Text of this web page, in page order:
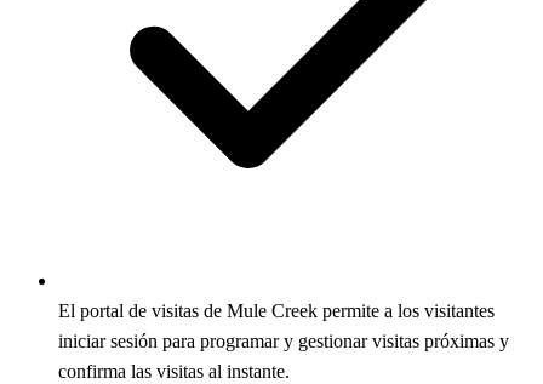
El portal de visitas de Mule Creek permite a los visitantes
iniciar sesión para programar y gestionar visitas próximas y
confirma las visitas al instante.